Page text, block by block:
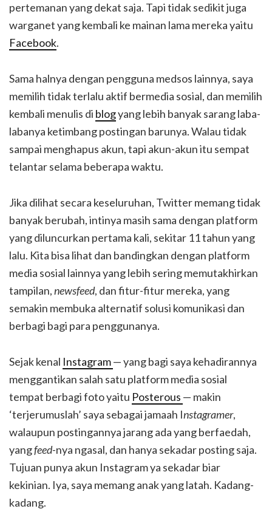
pertemanan yang dekat saja. Tapi tidak sedikit juga
warganet yang kembali ke mainan lama mereka yaitu
Facebook.
Sama halnya dengan pengguna medsos lainnya, saya
memilih tidak terlalu aktif bermedia sosial, dan memilih
kembali menulis di blogyang lebih banyak sarang laba-
labanya ketimbang postingan barunya. Walau tidak
sampai menghapus akun, tapi akun-akun itu sempat
telantar selama beberapa waktu.
Jika dilihat secara keseluruhan, Twitter memang tidak
banyak berubah, intinya masih sama dengan platform
yang diluncurkan pertama kali, sekitar 11 tahun yang
lalu. Kita bisa lihat dan bandingkan dengan platform
media sosial lainnya yang lebih sering memutakhirkan
tampilan,newsfeed, dan fitur-fitur mereka, yang
semakin membuka alternatif solusi komunikasi dan
berbagi bagi para penggunanya.
Sejak kenal Instagram— yang bagi saya kehadirannya
menggantikan salah satu platform media sosial
tempat berbagi foto yaitu Posterous — makin
‘terjerumuslah’ saya sebagai jamaah Instagramer,
walaupun postingannya jarang ada yang berfaedah,
yangfeed-nya ngasal, dan hanya sekadar posting saja.
Tujuan punya akun Instagram ya sekadar biar
kekinian. Iya, saya memang anak yang latah. Kadang-
kadang.